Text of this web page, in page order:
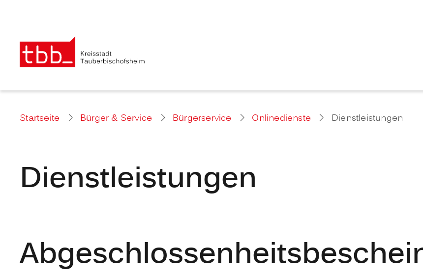
Startseite Bürger & Service Bürgerservice Onlinedienste Dienstleistungen
Dienstleistungen